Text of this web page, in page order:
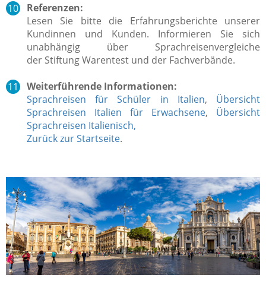
Referenzen:
Lesen Sie bitte die Erfahrungsberichte unserer
Kundinnen und Kunden. Informieren Sie sich
unabhängig über Sprachreisenvergleiche
der Stiftung Warentest und der Fachverbände.
Weiterführende Informationen:
Sprachreisen für Schüler in Italien, Übersicht
Sprachreisen Italien für Erwachsene, Übersicht
Sprachreisen Italienisch,
Zurück zur Startseite.